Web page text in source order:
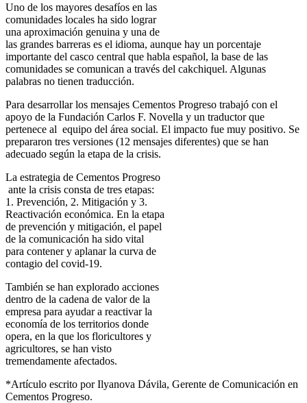
Uno de los mayores desafíos en las
comunidades locales ha sido lograr
una aproximación genuina y una de
las grandes barreras es el idioma, aunque hay un porcentaje
importante del casco central que habla español, la base de las
comunidades se comunican a través del cakchiquel. Algunas
palabras no tienen traducción.
Para desarrollar los mensajes Cementos Progreso trabajó con el
apoyo de la Fundación Carlos F. Novella y un traductor que
pertenece al equipo del área social. El impacto fue muy positivo. Se
prepararon tres versiones (12 mensajes diferentes) que se han
adecuado según la etapa de la crisis.
La estrategia de Cementos Progreso
ante la crisis consta de tres etapas:
1. Prevención, 2. Mitigación y 3.
Reactivación económica. En la etapa
de prevención y mitigación, el papel
de la comunicación ha sido vital
para contener y aplanar la curva de
contagio del covid-19.
También se han explorado acciones
dentro de la cadena de valor de la
empresa para ayudar a reactivar la
economía de los territorios donde
opera, en la que los floricultores y
agricultores, se han visto
tremendamente afectados.
*Artículo escrito por Ilyanova Dávila, Gerente de Comunicación en
Cementos Progreso.